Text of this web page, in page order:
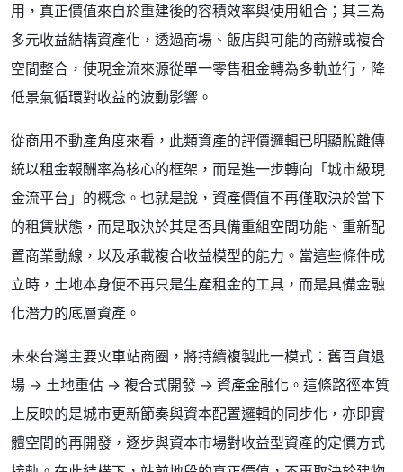
用，真正價值來自於重建後的容積效率與使用組合；其三為
多元收益結構資產化，透過商場、飯店與可能的商辦或複合
空間整合，使現金流來源從單一零售租金轉為多軌並行，降
低景氣循環對收益的波動影響。
從商用不動產角度來看，此類資產的評價邏輯已明顯脫離傳
統以租金報酬率為核心的框架，而是進一步轉向「城市級現
金流平台」的概念。也就是說，資產價值不再僅取決於當下
的租賃狀態，而是取決於其是否具備重組空間功能、重新配
置商業動線，以及承載複合收益模型的能力。當這些條件成
立時，土地本身便不再只是生產租金的工具，而是具備金融
化潛力的底層資產。
未來台灣主要火車站商圈，將持續複製此一模式：舊百貨退
場 → 土地重估 → 複合式開發 → 資產金融化。這條路徑本質
上反映的是城市更新節奏與資本配置邏輯的同步化，亦即實
體空間的再開發，逐步與資本市場對收益型資產的定價方式